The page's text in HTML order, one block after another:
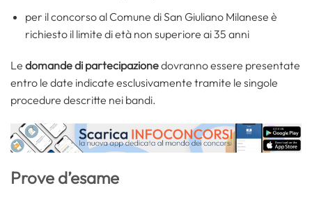
per il concorso al Comune di San Giuliano Milanese è
richiesto il limite di età non superiore ai 35 anni
Le domande di partecipazionedovranno essere presentate
entro le date indicate esclusivamente tramite le singole
procedure descritte nei bandi.
Prove d’esame